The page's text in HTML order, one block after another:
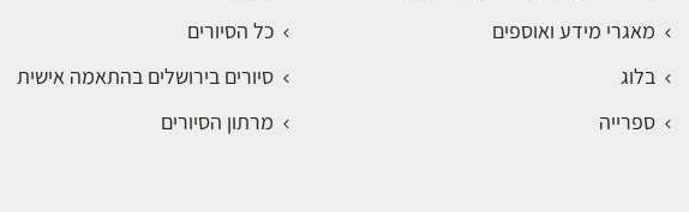
מאגרי מידע ואוספים
בלוג
ספרייה
כל הסיורים
סיורים בירושלים בהתאמה אישית
מרתון הסיורים